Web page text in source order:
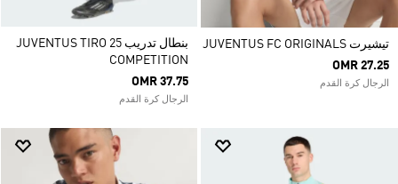
تيشيرت JUVENTUS FC ORIGINALS
OMR 27.25
الرجال كرة القدم
بنطال تدريب JUVENTUS TIRO 25
COMPETITION
OMR 37.75
الرجال كرة القدم